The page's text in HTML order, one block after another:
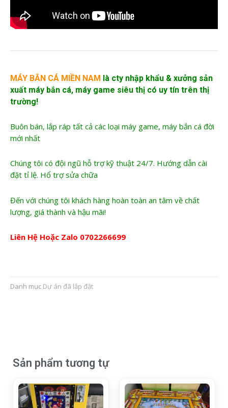
MÁY BẮN CÁ MIỀN NAM là cty nhập khẩu & xưởng sản
xuất máy bắn cá, máy game siêu thị có uy tín trên thị
trường!
Buôn bán, lắp ráp tất cả các loại máy game, máy bắn cá đời
mới nhất
Chúng tôi có đội ngũ hỗ trợ kỹ thuật 24/7. Hướng dẫn cài
đặt tỉ lệ. Hổ trợ sửa chữa
Đến với chúng tôi khách hàng hoàn toàn an tâm về chất
lượng, giá thành và hậu mãi!
Liên Hệ Hoặc Zalo 0702266699
Danh mục Dự án đã lắp đặt
Sản phẩm tương tự